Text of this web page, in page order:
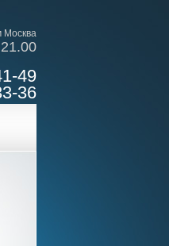
Москва
21.00
49
36